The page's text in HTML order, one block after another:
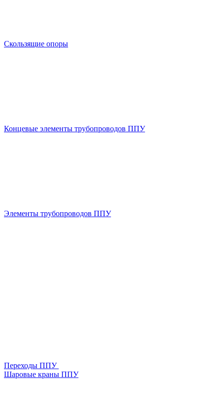
Скользящие опоры
Концевые элементы трубопроводов ППУ
Элементы трубопроводов ППУ
Переходы ППУ
Шаровые краны ППУ